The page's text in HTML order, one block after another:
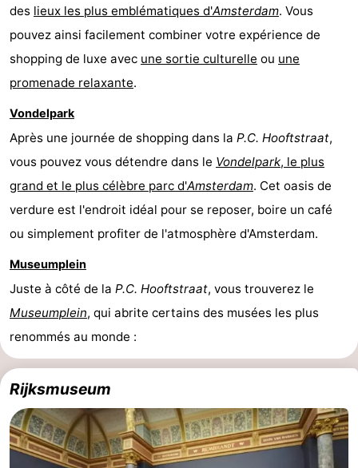
des lieux les plus emblématiques d'Amsterdam. Vous
pouvez ainsi facilement combiner votre expérience de
shopping de luxe avec une sortie culturelle ou une
promenade relaxante.
Vondelpark
Après une journée de shopping dans la P.C. Hooftstraat,
vous pouvez vous détendre dans le Vondelpark, le plus
grand et le plus célèbre parc d'Amsterdam. Cet oasis de
verdure est l'endroit idéal pour se reposer, boire un café
ou simplement profiter de l'atmosphère d'Amsterdam.
Museumplein
Juste à côté de la P.C. Hooftstraat, vous trouverez le
Museumplein, qui abrite certains des musées les plus
renommés au monde :
Rijksmuseum